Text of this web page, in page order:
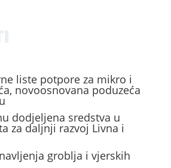
liste potpore za mikro i
novoosnovana poduzeća
dodjeljena sredstva u
za daljnji razvoj Livna i
groblja i vjerskih